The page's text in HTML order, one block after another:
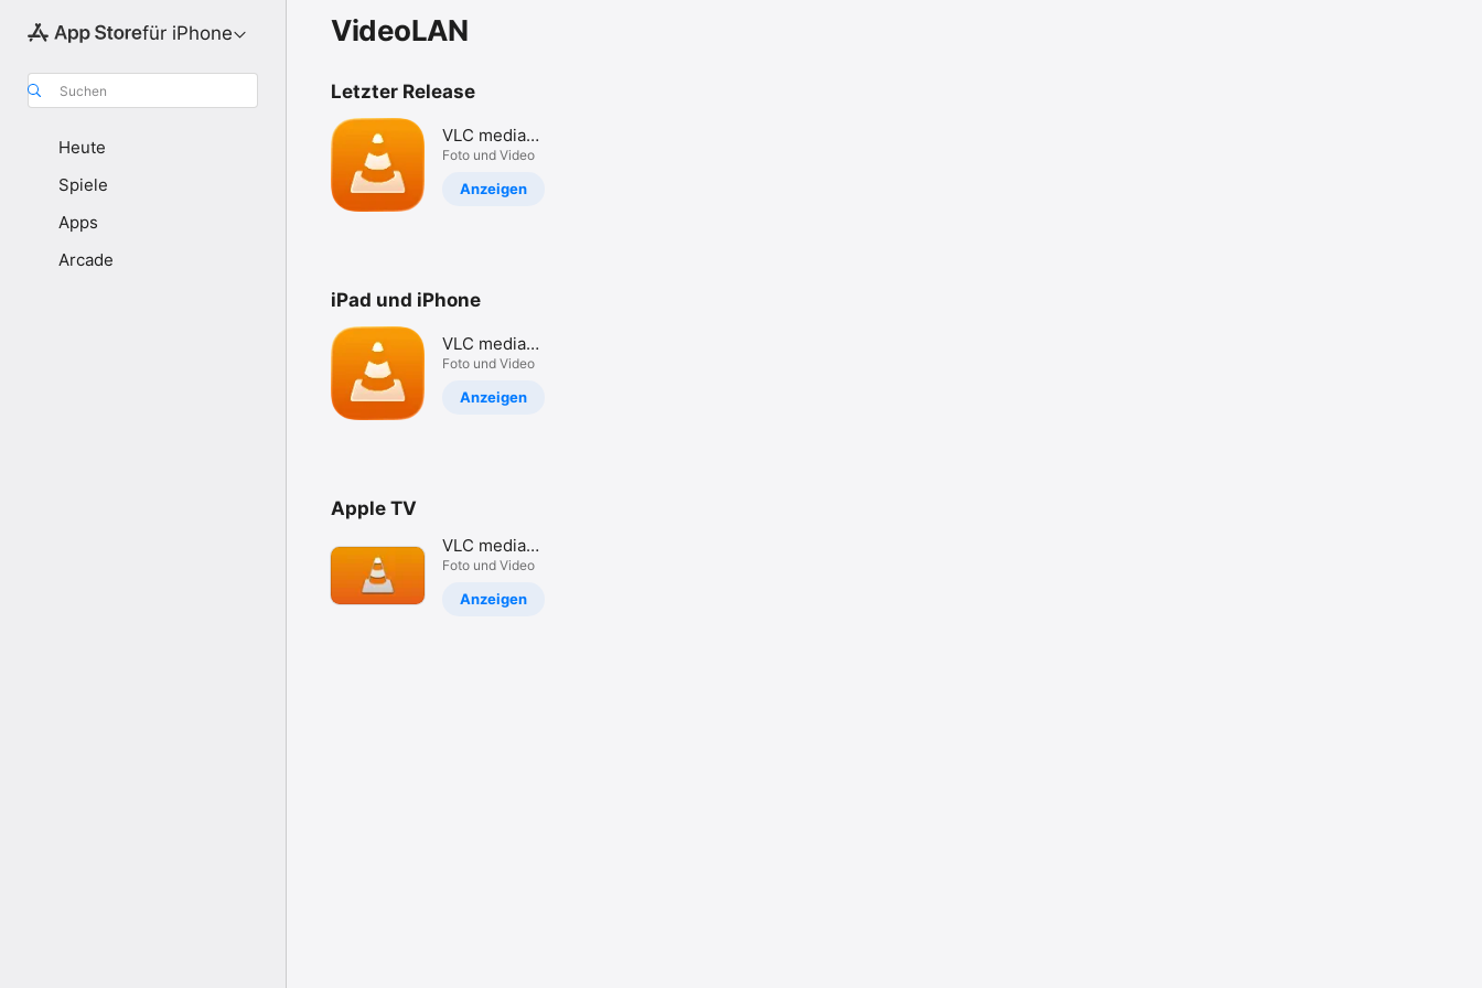
für iPhone
Suchen
Heute
Spiele
Apps
Arcade
VideoLAN
Letzter Release
VLC media
player
Foto und Video
Anzeigen
iPad und iPhone
VLC media
player
Foto und Video
Anzeigen
Apple TV
VLC media
player
Foto und Video
Anzeigen